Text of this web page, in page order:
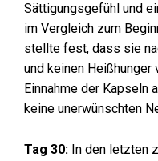
Sättigungsgefühl und
im Vergleich zum
stellte fest, dass sie
und keinen
Einnahme der Kapseln
keine unerwünschten
Tag 30: In den letzten